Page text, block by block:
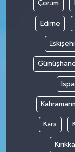
Çorum
Edirne
Gümüşhane
Kars